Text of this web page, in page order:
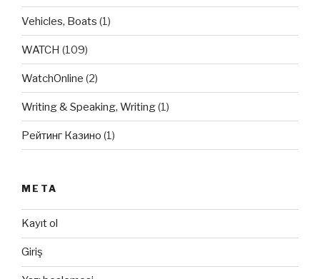
Vehicles, Boats (1)
WATCH (109)
WatchOnline (2)
Writing & Speaking, Writing(1)
Рейтинг Казино (1)
META
Kayıt ol
Giriş